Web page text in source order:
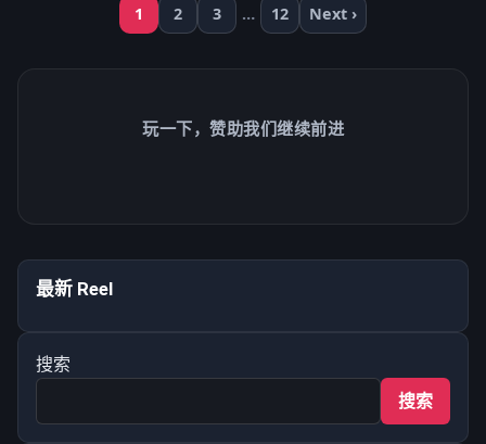
1 2 3 … 12 Next ›
玩一下，赞助我们继续前进
最新 Reel
有容乃大，絕妙之詞，就是用在這位！ Beautiful face and big...
—that d…
搜索
搜索